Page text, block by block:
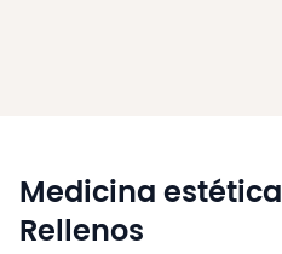
Medicina estética
Rellenos